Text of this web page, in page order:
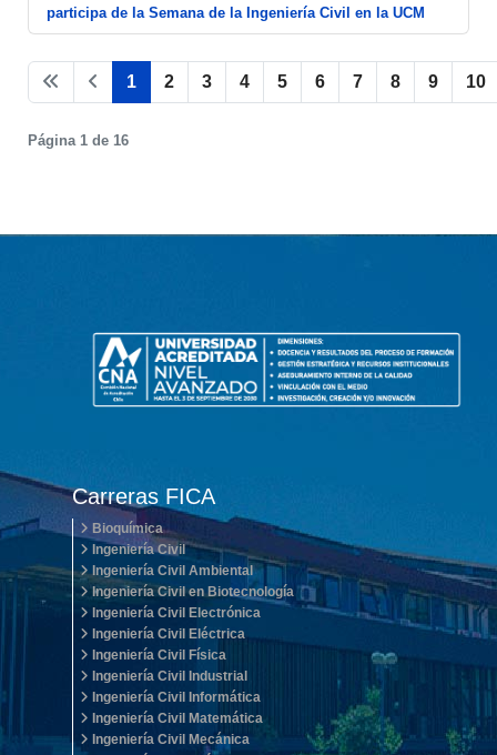
participa de la Semana de la Ingeniería Civil en la UCM
1 2 3 4 5 6 7 8 9 10
Página 1 de 16
Carreras FICA
Bioquímica
Ingeniería Civil
Ingeniería Civil Ambiental
Ingeniería Civil en Biotecnología
Ingeniería Civil Electrónica
Ingeniería Civil Eléctrica
Ingeniería Civil Física
Ingeniería Civil Industrial
Ingeniería Civil Informática
Ingeniería Civil Matemática
Ingeniería Civil Mecánica